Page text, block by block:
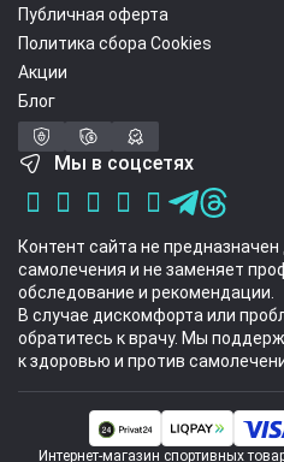
Публичная оферта
Политика сбора Cookies
Акции
Блог
Мы в соцсетях
Контент сайта не
самолечения и не заменяет
обследование и рекомендации.
В случае дискомфорта или
обратитесь к врачу. Мы
к здоровью и против
Интернет-магазин спортивных